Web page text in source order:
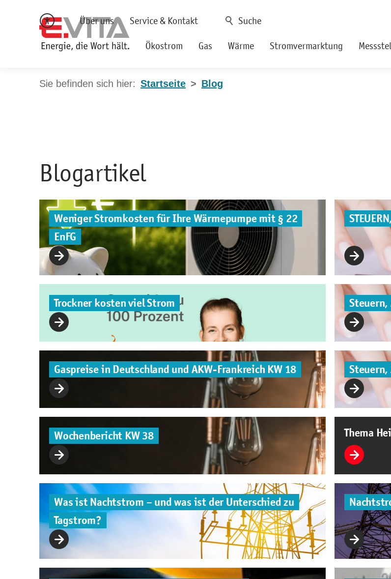
Über uns Service & Kontakt
Ökostrom Gas Wärme Stromvermarktung
Startseite Blog
Blogartikel
Weniger Stromkosten für Ihre Wärmepumpe mit § 22
EnFG
Trockner kosten viel Strom Steuern,
Gaspreise in Deutschland und AKW-Frankreich KW 18 Steuern,
Wochenbericht KW 38 Thema
Was ist Nachtstrom – und was ist der Unterschied zu
Tagstrom?